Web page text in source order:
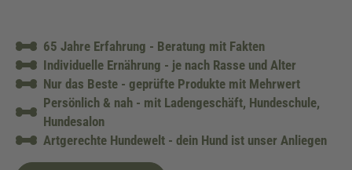
65 Jahre Erfahrung - Beratung mit Fakten
Individuelle Ernährung - je nach Rasse und Alter
Nur das Beste - geprüfte Produkte mit Mehrwert
Persönlich & nah - mit Ladengeschäft, Hundeschule,
Hundesalon
Artgerechte Hundewelt - dein Hund ist unser Anliegen